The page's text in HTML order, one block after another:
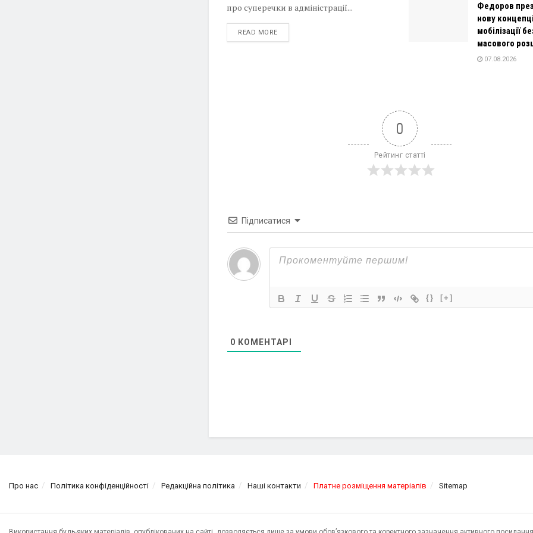
про суперечки в адміністрації...
READ MOREDETAILS
Федоров
нову
мобілізації
масового
07.08.2026
0
Рейтинг статті
Підписатися
{} [+]
0 КОМЕНТАРІ
Про нас Політика конфіденційності Редакційна політика Наші контакти Платне розміщення матеріалів Sitemap